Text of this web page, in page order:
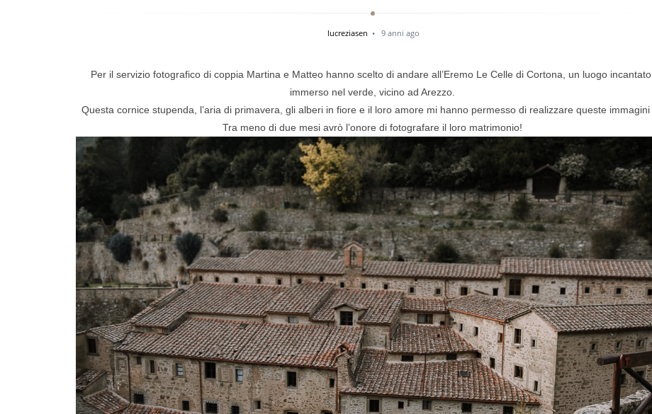
lucreziasen 9 anni ago
Per il servizio fotografico di coppia Martina e Matteo hanno scelto di andare all’Eremo Le Celle di Cortona, un luogo incantato,
immerso nel verde, vicino ad Arezzo.
Questa cornice stupenda, l’aria di primavera, gli alberi in fiore e il loro amore mi hanno permesso di realizzare queste immagini
Tra meno di due mesi avrò l’onore di fotografare il loro matrimonio!